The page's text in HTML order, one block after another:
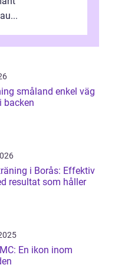
enkel väg
backen
i Borås: Effektiv
resultat som håller
En ikon inom